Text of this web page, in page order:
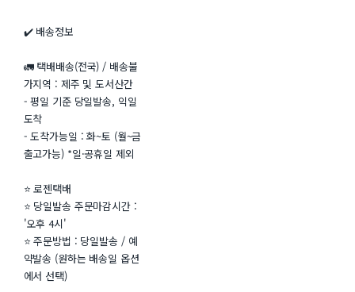
✔️ 배송정보
🚛 택배배송(전국) / 배송불
가지역 : 제주 및 도서산간
- 평일 기준 당일발송, 익일
도착
- 도착가능일 : 화~토 (월~금
출고가능) *일·공휴일 제외
⭐ 로젠택배
⭐ 당일발송 주문마감시간 :
'오후 4시'
⭐ 주문방법 : 당일발송 / 예
약발송 (원하는 배송일 옵션
에서 선택)